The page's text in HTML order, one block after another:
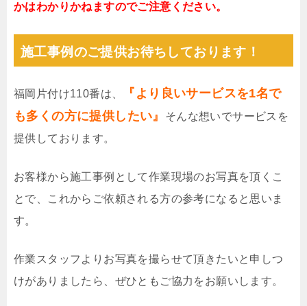
かはわかりかねますのでご注意ください。
施工事例のご提供お待ちしております！
福岡片付け110番は、
『より良いサービスを1名で
も多くの方に提供したい』
そんな想いでサービスを
提供しております。
お客様から施工事例として作業現場のお写真を頂くこ
とで、これからご依頼される方の参考になると思いま
す。
作業スタッフよりお写真を撮らせて頂きたいと申しつ
けがありましたら、ぜひともご協力をお願いします。